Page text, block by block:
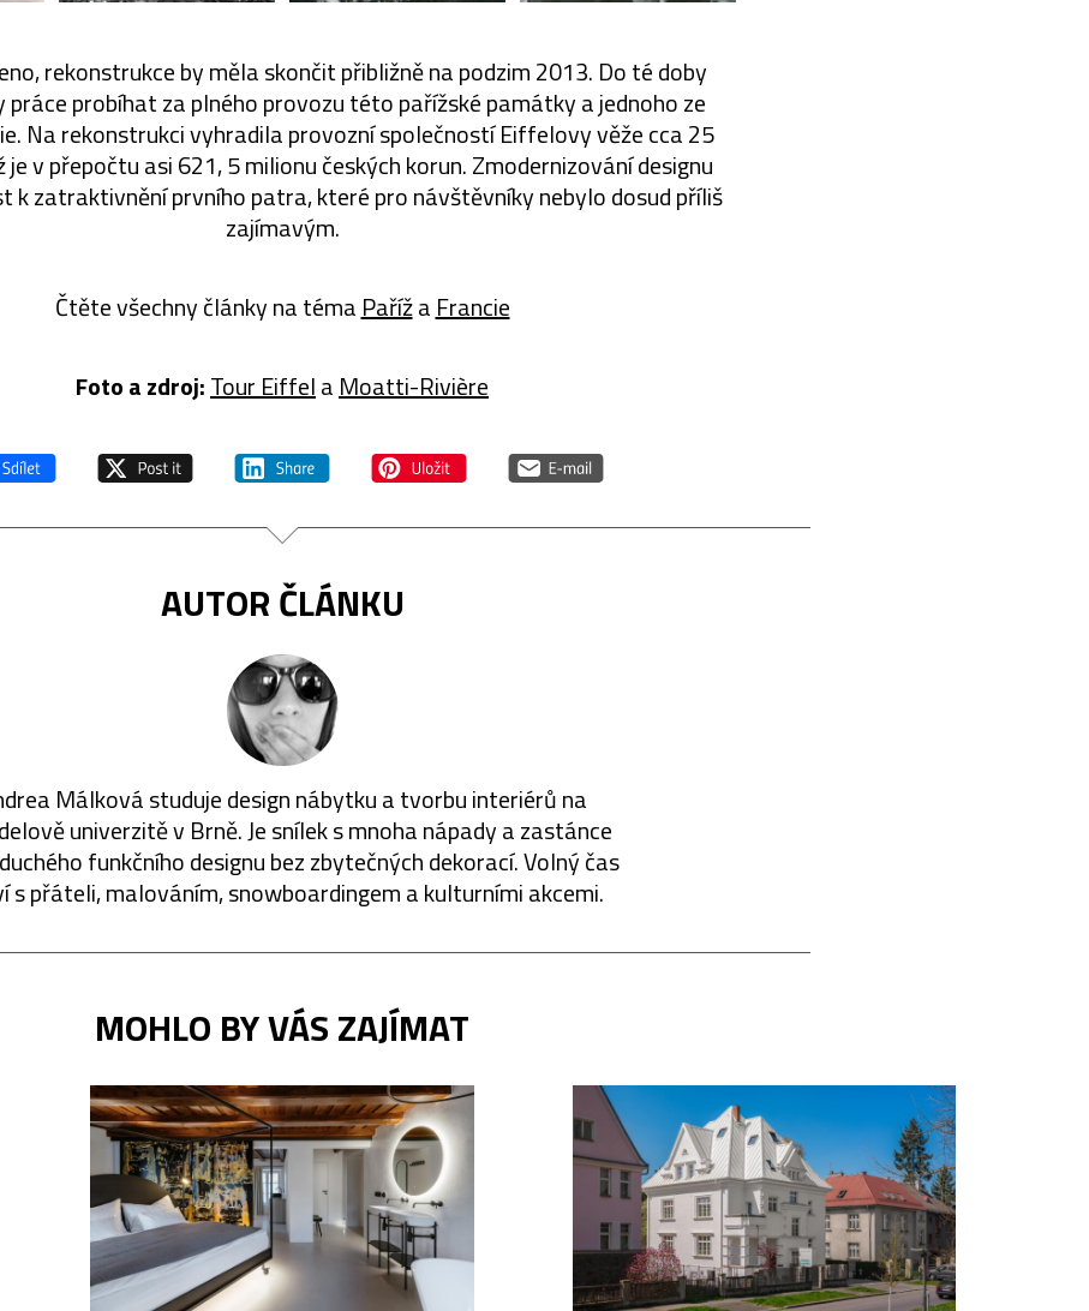
rekonstrukce by měla skončit přibližně na podzim 2013. Do té doby
práce probíhat za plného provozu této pařížské památky a jednoho ze
Na rekonstrukci vyhradila provozní společností Eiffelovy věže cca 25
je v přepočtu asi 621, 5 milionu českých korun. Zmodernizování designu
k zatraktivnění prvního patra, které pro návštěvníky nebylo dosud příliš
zajímavým.
Čtěte všechny články na téma Paříža Francie
Foto a zdroj:Tour Eiffela Moatti-Rivière
AUTOR ČLÁNKU
Málková studuje design nábytku a tvorbu interiérů na
univerzitě v Brně. Je snílek s mnoha nápady a zastánce
funkčního designu bez zbytečných dekorací. Volný čas
s přáteli, malováním, snowboardingem a kulturními akcemi.
MOHLO BY VÁS ZAJÍMAT